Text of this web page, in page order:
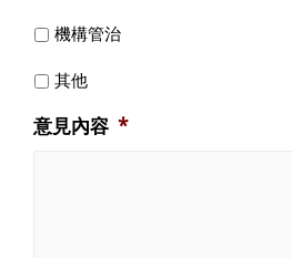
機構管治
其他
意見內容 *